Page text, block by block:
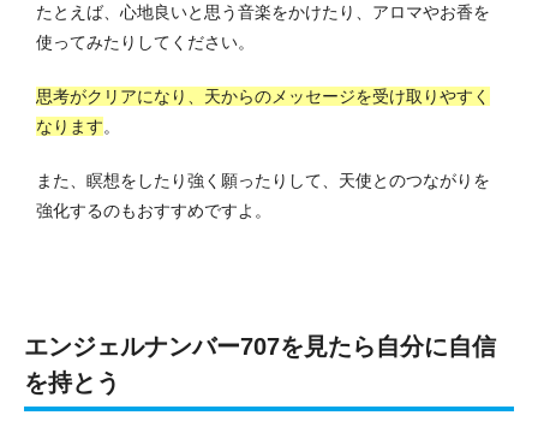
たとえば、心地良いと思う音楽をかけたり、アロマやお香を
使ってみたりしてください。
思考がクリアになり、天からのメッセージを受け取りやすく
なります。
また、瞑想をしたり強く願ったりして、天使とのつながりを
強化するのもおすすめですよ。
エンジェルナンバー707を見たら自分に自信
を持とう